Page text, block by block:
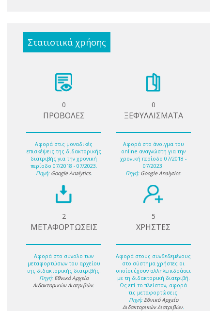
Στατιστικά χρήσης
0
ΠΡΟΒΟΛΕΣ
Αφορά στις μοναδικές
επισκέψεις της διδακτορικής
διατριβής για την χρονική
περίοδο 07/2018 - 07/2023.
Πηγή: Google Analytics.
0
ΞΕΦΥΛΛΙΣΜΑΤΑ
Αφορά στο άνοιγμα του
online αναγνώστη για την
χρονική περίοδο 07/2018 -
07/2023.
Πηγή: Google Analytics.
2
ΜΕΤΑΦΟΡΤΩΣΕΙΣ
Αφορά στο σύνολο των
μεταφορτώσων του αρχείου
της διδακτορικής διατριβής.
Πηγή: Εθνικό Αρχείο
Διδακτορικών Διατριβών.
5
ΧΡΗΣΤΕΣ
Αφορά στους συνδεδεμένους
στο σύστημα χρήστες οι
οποίοι έχουν αλληλεπιδράσει
με τη διδακτορική διατριβή.
Ως επί το πλείστον, αφορά
τις μεταφορτώσεις.
Πηγή: Εθνικό Αρχείο
Διδακτορικών Διατριβών.